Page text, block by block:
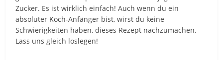
Zucker. Es ist wirklich einfach! Auch wenn du ein
absoluter Koch-Anfänger bist, wirst du keine
Schwierigkeiten haben, dieses Rezept nachzumachen.
Lass uns gleich loslegen!